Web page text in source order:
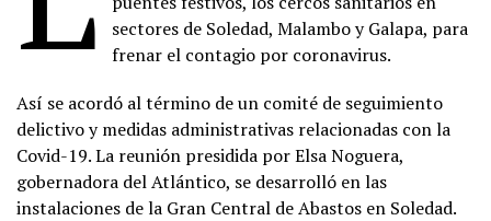
sectores de Soledad, Malambo y Galapa, para
frenar el contagio por coronavirus.
Así se acordó al término de un comité de seguimiento
delictivo y medidas administrativas relacionadas con la
Covid-19. La reunión presidida por Elsa Noguera,
gobernadora del Atlántico, se desarrolló en las
instalaciones de la Gran Central de Abastos en Soledad.